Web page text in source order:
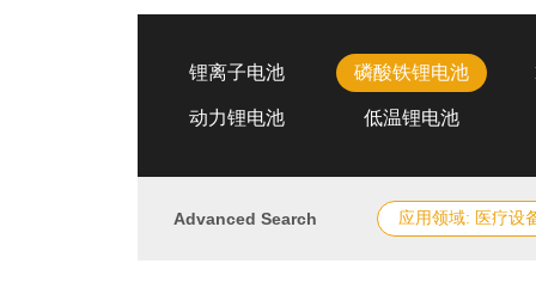
锂离子电池 磷酸铁锂电池
动力锂电池 低温锂电池
Advanced Search 应用领域: 医疗设